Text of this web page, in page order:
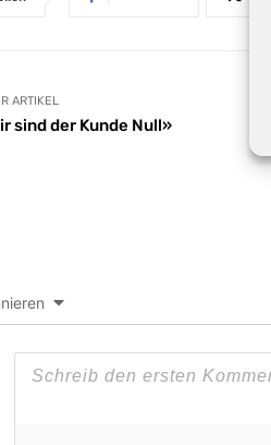
ARTIKEL
sind der Kunde Null»